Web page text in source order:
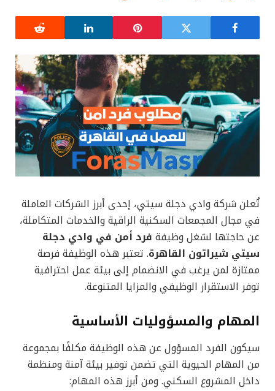
تُعلن شركة وادي دجلة سيتي، إحدى أبرز الشركات العاملة
في مجال المجمعات السكنية الراقية والخدمات المتكاملة،
عن حاجتها لشغل وظيفة فرد أمن في وادي دجلة
سيتي شيراتون القاهرة. تعتبر هذه الوظيفة فرصة
ممتازة لمن يرغب في الانضمام إلى بيئة عمل احترافية
توفر الاستقرار الوظيفي والمزايا المتنوعة.
المهام والمسؤوليات الأساسية
سيكون الفرد المسؤول عن هذه الوظيفة مكلفًا بمجموعة
من المهام الحيوية التي تضمن توفير بيئة آمنة ومنظمة
داخل المشروع السكني. ومن أبرز هذه المهام: